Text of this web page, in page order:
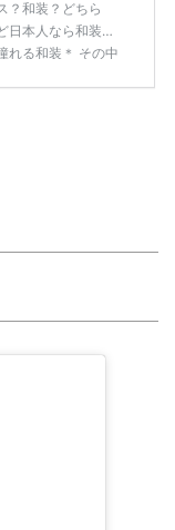
？和装？どちら
日本人なら和装を
れる和装＊ その中
を読む